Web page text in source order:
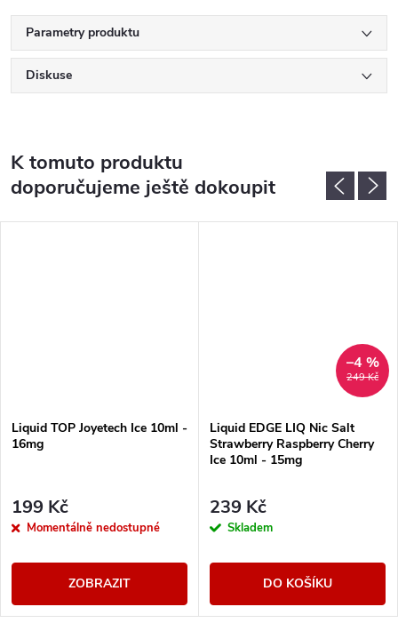
Parametry produktu
Diskuse
K tomuto produktu
doporučujeme ještě dokoupit
Liquid TOP Joyetech Ice 10ml -
16mg
199 Kč
Momentálně nedostupné
ZOBRAZIT
249 Kč
–4 %
Liquid EDGE LIQ Nic Salt
Strawberry Raspberry Cherry
Ice 10ml - 15mg
239 Kč
Skladem
DO KOŠÍKU